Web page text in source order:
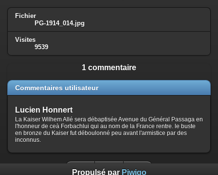
Fichier
PG-1914_014.jpg
Visites
9539
1 commentaire
Commentaires utilisateur
Lucien Honnert
La Kaiser Wilhem Allé sera débaptisée Avenue du Général Passaga en
l'honneur de ceà Forbachlui qui au nom de la France rentre. le buste
en bronze du Kaiser fut déboulonné peu avant l'armistice par des
inconnus.
Propulsé par Piwigo